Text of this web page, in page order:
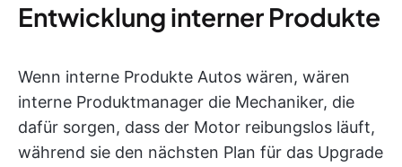
Entwicklung interner Produkte
Wenn interne Produkte Autos wären, wären
interne Produktmanager die Mechaniker, die
dafür sorgen, dass der Motor reibungslos läuft,
während sie den nächsten Plan für das Upgrade